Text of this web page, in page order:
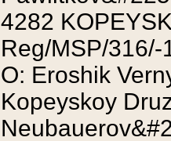
4282
Reg/MSP/
O: Eroshik
Kopeyskoy